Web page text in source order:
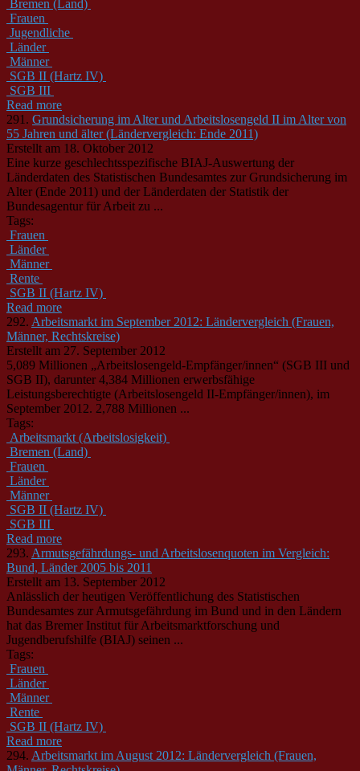
Bremen (Land)
Frauen
Jugendliche
Länder
Männer
SGB II (Hartz IV)
SGB III
Read more
291. Grundsicherung im Alter und Arbeitslosengeld II im Alter von
55 Jahren und älter (Ländervergleich: Ende 2011)
Erstellt am 18. Oktober 2012
Eine kurze geschlechtsspezifische BIAJ-Auswertung der
Länderdaten des Statistischen Bundesamtes zur Grundsicherung im
Alter (Ende 2011) und der Länderdaten der Statistik der
Bundesagentur für Arbeit zu ...
Tags:
Frauen
Länder
Männer
Rente
SGB II (Hartz IV)
Read more
292. Arbeitsmarkt im September 2012: Ländervergleich (Frauen,
Männer, Rechtskreise)
Erstellt am 27. September 2012
5,089 Millionen „Arbeitslosengeld-Empfänger/innen“ (SGB III und
SGB II), darunter 4,384 Millionen erwerbsfähige
Leistungsberechtigte (Arbeitslosengeld II-Empfänger/innen), im
September 2012. 2,788 Millionen ...
Tags:
Arbeitsmarkt (Arbeitslosigkeit)
Bremen (Land)
Frauen
Länder
Männer
SGB II (Hartz IV)
SGB III
Read more
293. Armutsgefährdungs- und Arbeitslosenquoten im Vergleich:
Bund, Länder 2005 bis 2011
Erstellt am 13. September 2012
Anlässlich der heutigen Veröffentlichung des Statistischen
Bundesamtes zur Armutsgefährdung im Bund und in den Ländern
hat das Bremer Institut für Arbeitsmarktforschung und
Jugendberufshilfe (BIAJ) seinen ...
Tags:
Frauen
Länder
Männer
Rente
SGB II (Hartz IV)
Read more
294. Arbeitsmarkt im August 2012: Ländervergleich (Frauen,